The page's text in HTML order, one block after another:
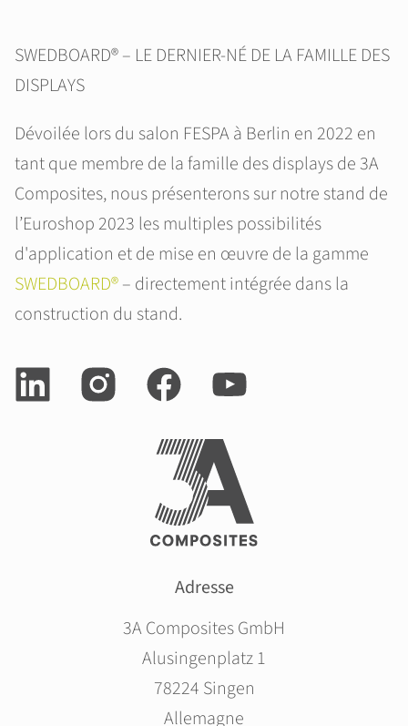
SWEDBOARD® – LE DERNIER-NÉ DE LA FAMILLE DES
DISPLAYS
Dévoilée lors du salon FESPA à Berlin en 2022 en
tant que membre de la famille des displays de 3A
Composites, nous présenterons sur notre stand de
l’Euroshop 2023 les multiples possibilités
d'application et de mise en œuvre de la gamme
SWEDBOARD®– directement intégrée dans la
construction du stand.
Adresse
3A Composites GmbH
Alusingenplatz 1
78224 Singen
Allemagne